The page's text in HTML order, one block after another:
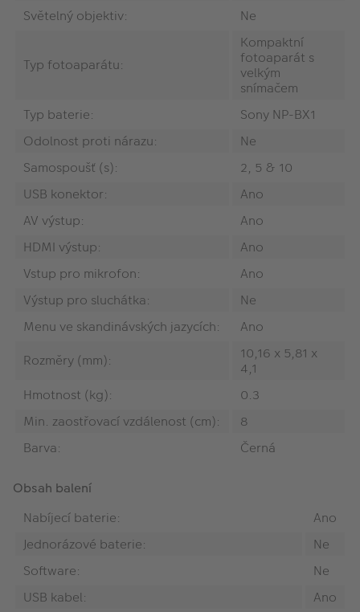
Světelný objektiv:
Ne
Typ fotoaparátu:
Kompaktní
fotoaparát s
velkým
snímačem
Typ baterie:
Sony NP-BX1
Odolnost proti nárazu:
Ne
Samospoušť (s):
2, 5 & 10
USB konektor:
Ano
AV výstup:
Ano
HDMI výstup:
Ano
Vstup pro mikrofon:
Ano
Výstup pro sluchátka:
Ne
Menu ve skandinávských jazycích:
Ano
Rozměry (mm):
10,16 x 5,81 x
4,1
Hmotnost (kg):
0.3
Min. zaostřovací vzdálenost (cm):
8
Barva:
Černá
Obsah balení
Nabíjecí baterie:
Ano
Jednorázové baterie:
Ne
Software:
Ne
USB kabel:
Ano